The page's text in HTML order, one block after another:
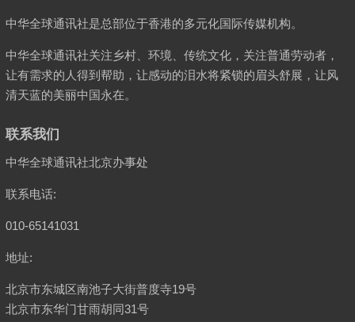
中华全球通讯社是总部位于香港的多元化国际传媒机构。
中华全球通讯社关注乡村、环境、传统文化，关注普通劳动者，
让有需求的人得到帮助，让感动的泪水将紧锁的眉头舒展，让风
清天蓝的美丽中国永在。
联系我们
中华全球通讯社北京办事处
联系电话:
010-65141031
地址:
北京市东城区南池子大街普度寺19号
北京市东华门甘雨胡同31号